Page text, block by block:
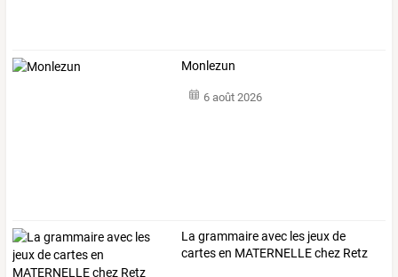
Monlezun
6 août 2026
La grammaire avec les jeux de
cartes en MATERNELLE chez Retz